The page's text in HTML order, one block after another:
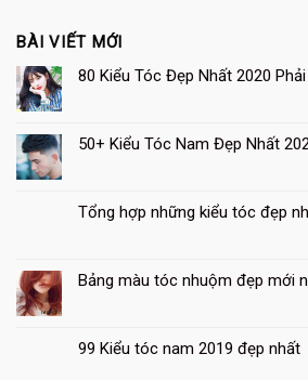
BÀI VIẾT MỚI
80 Kiểu Tóc Đẹp Nhất 2020
50+ Kiểu Tóc Nam Đẹp Nhất
Tổng hợp những kiểu tóc đẹp
Bảng màu tóc nhuộm đẹp mới
99 Kiểu tóc nam 2019 đẹp nhất